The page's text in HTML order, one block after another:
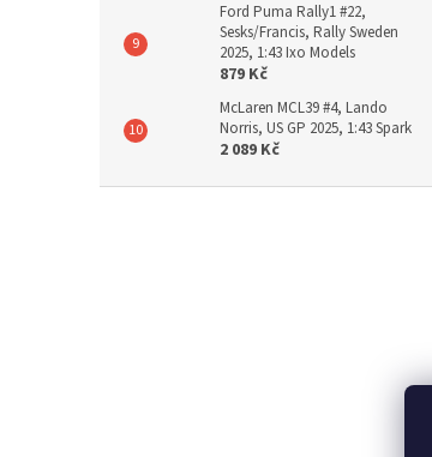
Ford Puma Rally1 #22,
Sesks/Francis, Rally Sweden
2025, 1:43 Ixo Models
879 Kč
McLaren MCL39 #4, Lando
Norris, US GP 2025, 1:43 Spark
2 089 Kč